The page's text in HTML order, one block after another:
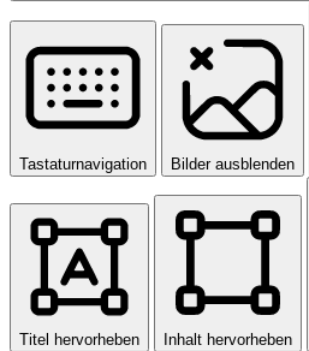
Tastaturnavigation Bilder ausblenden
Titel hervorheben Inhalt hervorheben